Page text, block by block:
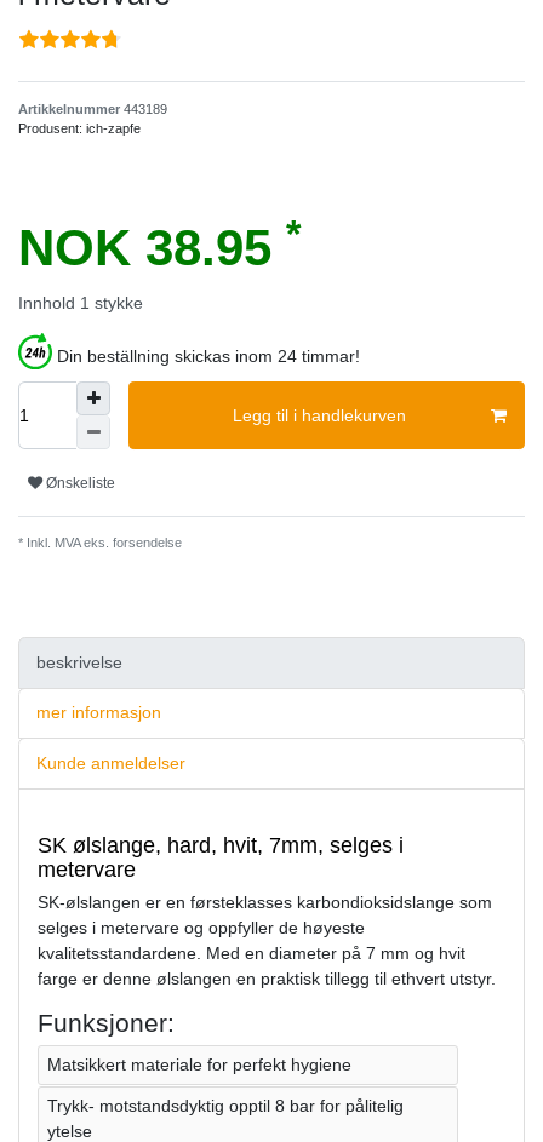
Artikkelnummer 443189
Produsent: ich-zapfe
NOK 38.95 *
Innhold 1 stykke
Din beställning skickas inom 24 timmar!
Legg til i handlekurven
Ønskeliste
* Inkl. MVA eks. forsendelse
beskrivelse
mer informasjon
Kunde anmeldelser
SK ølslange, hard, hvit, 7mm, selges i
metervare
SK-ølslangen er en førsteklasses karbondioksidslange som
selges i metervare og oppfyller de høyeste
kvalitetsstandardene. Med en diameter på 7 mm og hvit
farge er denne ølslangen en praktisk tillegg til ethvert utstyr.
Funksjoner:
Matsikkert materiale for perfekt hygiene
Trykk- motstandsdyktig opptil 8 bar for pålitelig
ytelse